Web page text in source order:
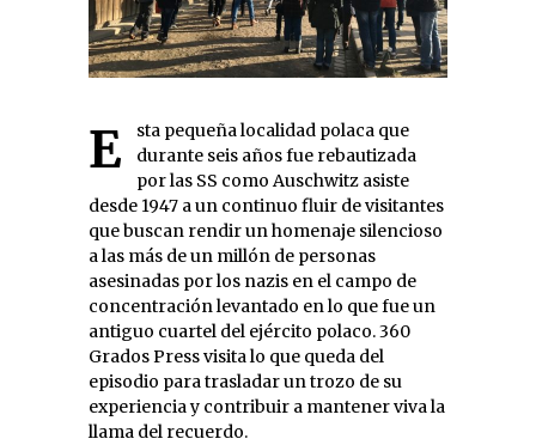
Esta pequeña localidad polaca que
durante seis años fue rebautizada
por las SS como Auschwitz asiste
desde 1947 a un continuo fluir de visitantes
que buscan rendir un homenaje silencioso
a las más de un millón de personas
asesinadas por los nazis en el campo de
concentración levantado en lo que fue un
antiguo cuartel del ejército polaco. 360
Grados Press visita lo que queda del
episodio para trasladar un trozo de su
experiencia y contribuir a mantener viva la
llama del recuerdo.